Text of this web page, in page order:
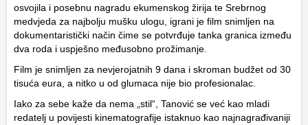
osvojila i posebnu nagradu ekumenskog žirija te Srebrnog
medvjeda za najbolju mušku ulogu, igrani je film snimljen na
dokumentaristički način čime se potvrđuje tanka granica između
dva roda i uspješno međusobno prožimanje.
Film je snimljen za nevjerojatnih 9 dana i skroman budžet od 30
tisuća eura, a nitko u od glumaca nije bio profesionalac.
Iako za sebe kaže da nema „stil“, Tanović se već kao mladi
redatelj u povijesti kinematografije istaknuo kao najnagrađivaniji